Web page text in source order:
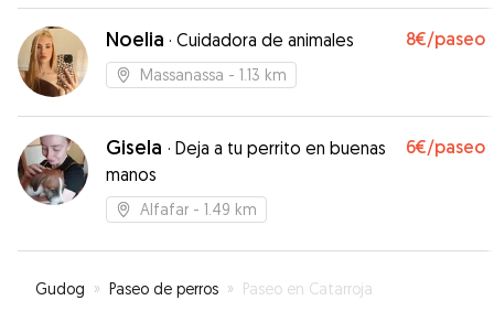
Noelia · Cuidadora de animales 8€/paseo
Massanassa - 1.13 km
Gisela · Deja a tu perrito en buenas
manos
6€/paseo
Alfafar - 1.49 km
Gudog » Paseo de perros » Paseo en Catarroja